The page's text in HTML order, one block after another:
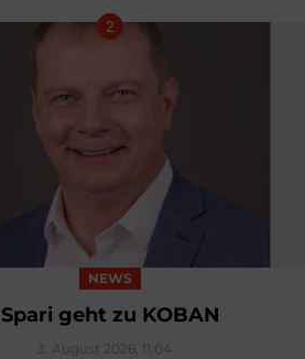
NEWS
Spari geht zu KOBAN
3. August 2026, 11:04